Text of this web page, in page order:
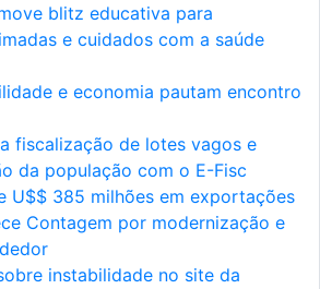
blitz educativa para
e cuidados com a saúde
e economia pautam encontro
fiscalização de lotes vagos e
da população com o E-Fisc
U$$ 385 milhões em exportações
Contagem por modernização e
instabilidade no site da